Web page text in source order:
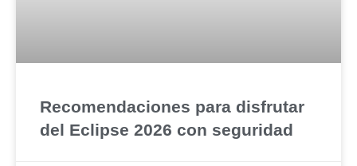
Recomendaciones para disfrutar
del Eclipse 2026 con seguridad